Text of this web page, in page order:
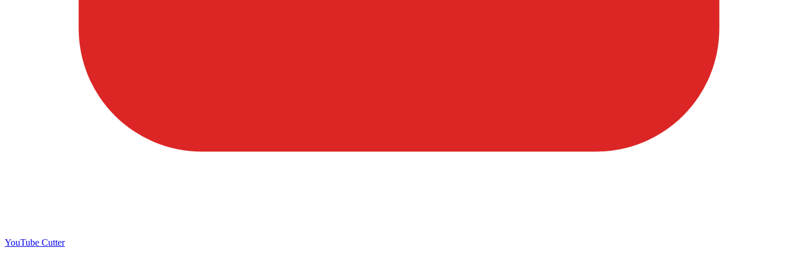
YouTube Cutter